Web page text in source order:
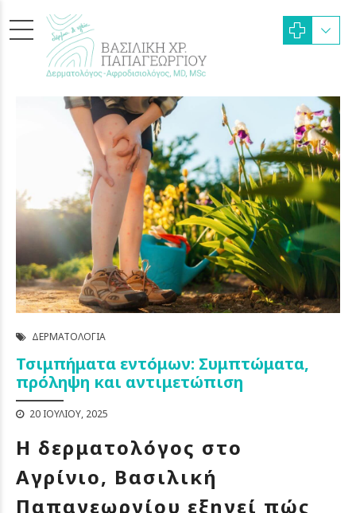
ΔΕΡΜΑΤΟΛΟΓΊΑ
Τσιμπήματα εντόμων: Συμπτώματα,
πρόληψη και αντιμετώπιση
20 ΙΟΥΛΊΟΥ, 2025
Η δερματολόγος στο
Αγρίνιο, Βασιλική
Παπαγεωργίου εξηγεί πώς